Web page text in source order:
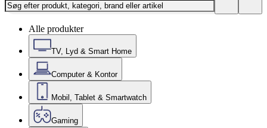
Alle produkter
TV, Lyd & Smart Home
Computer & Kontor
Mobil, Tablet & Smartwatch
Gaming